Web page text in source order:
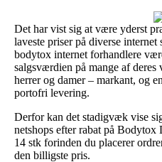
Det har vist sig at være yderst
laveste priser på diverse
bodytox internet forhandlere
salgsværdien på mange af
herrer og damer – markant, og
portofri levering.
Derfor kan det stadigvæk vise
netshops efter rabat på
14 stk forinden du placerer
den billigste pris.